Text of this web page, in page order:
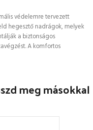
védelemre tervezett
hegesztő nadrágok, melyek
a biztonságos
A komfortos
meg másokkal